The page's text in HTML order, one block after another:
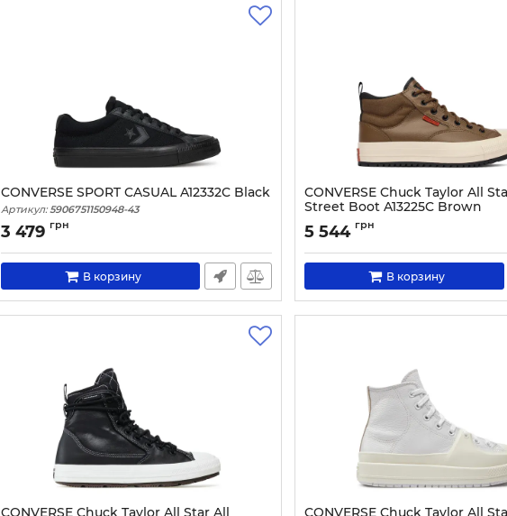
CONVERSE SPORT CASUAL A12332C Black
Артикул: 5906751150948-43
3 479 грн
В корзину
CONVERSE Chuck Taylor All
Street Boot A13225C Brown
Артикул: 0000305693556-43
5 544 грн
В корзину
CONVERSE Chuck Taylor All Star All CONVERSE Chuck Taylor All